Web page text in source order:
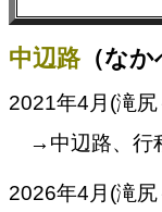
中辺路 （な
2021年4月(滝
→中辺路、行
2026年4月(滝